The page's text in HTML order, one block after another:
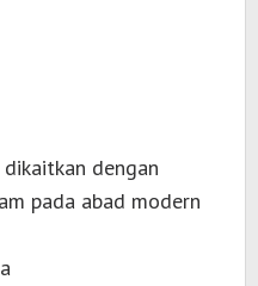
dengan
pada abad modern